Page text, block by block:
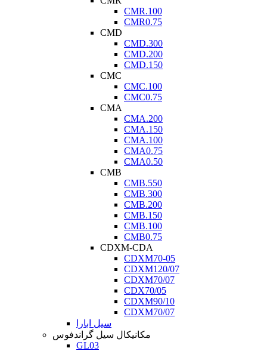
CMR.100
CMR0.75
CMD
CMD.300
CMD.200
CMD.150
CMC
CMC.100
CMC0.75
CMA
CMA.200
CMA.150
CMA.100
CMA0.75
CMA0.50
CMB
CMB.550
CMB.300
CMB.200
CMB.150
CMB.100
CMB0.75
CDXM-CDA
CDXM70-05
CDXM120/07
CDXM70/07
CDX70/05
CDXM90/10
CDXM70/07
سیل ابارا
مکانیکال سیل گراندفوس
GL03